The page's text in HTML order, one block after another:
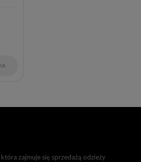
zajmuje się sprzedażą odzieży